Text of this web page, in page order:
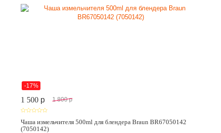
-17%
1 500 p 1 800 p
Чаша измельчителя 500ml для блендера Braun BR67050142
(7050142)